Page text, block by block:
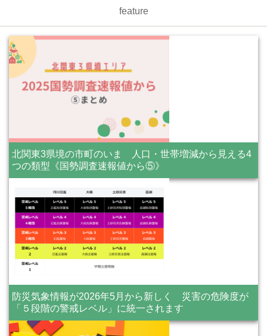
feature
北関東3県境の市町のいま 人口・世帯増減から見える4
つの類型《国勢調査速報値から⑤》
防災気象情報が2026年5月から新しく 災害の危険度が
「５段階の警戒レベル」に統一されます